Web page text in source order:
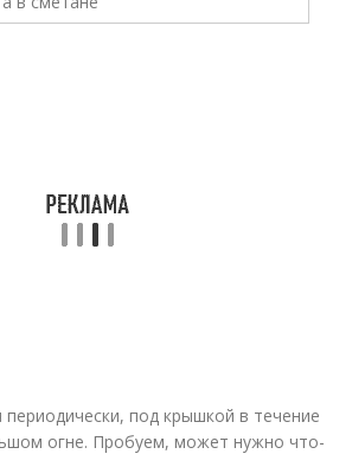
под крышкой в течение
огне. Пробуем, может нужно что-